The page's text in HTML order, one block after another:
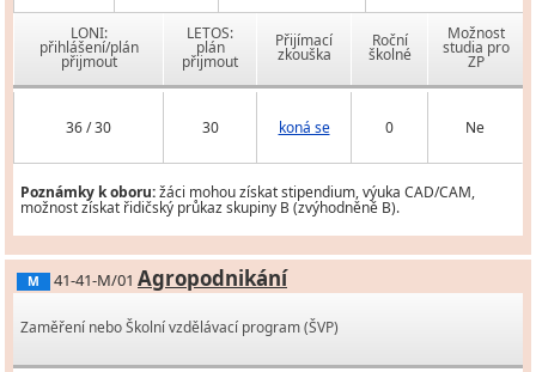
LONI:
přihlášení/plán
přijmout
LETOS:
plán
přijmout
Přijímací
zkouška
Roční
školné
Možnost
studia pro
ZP
36 / 30 30 koná se 0 Ne
Poznámky k oboru:žáci mohou získat stipendium, výuka CAD/CAM,
možnost získat řidičský průkaz skupiny B (zvýhodněně B).
M 41-41-M/01 Agropodnikání
Zaměření nebo Školní vzdělávací program (ŠVP)